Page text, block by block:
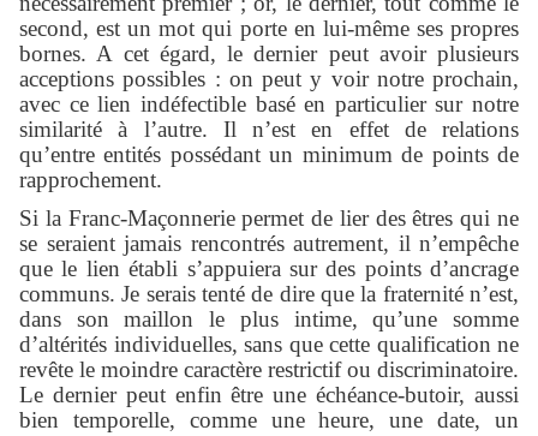
second, est un mot qui porte en lui-même ses propres
bornes. A cet égard, le dernier peut avoir plusieurs
acceptions possibles : on peut y voir notre prochain,
avec ce lien indéfectible basé en particulier sur notre
similarité à l’autre. Il n’est en effet de relations
qu’entre entités possédant un minimum de points de
rapprochement.
Si la Franc-Maçonnerie permet de lier des êtres qui ne
se seraient jamais rencontrés autrement, il n’empêche
que le lien établi s’appuiera sur des points d’ancrage
communs. Je serais tenté de dire que la fraternité n’est,
dans son maillon le plus intime, qu’une somme
d’altérités individuelles, sans que cette qualification ne
revête le moindre caractère restrictif ou discriminatoire.
Le dernier peut enfin être une échéance-butoir, aussi
bien temporelle, comme une heure, une date, un